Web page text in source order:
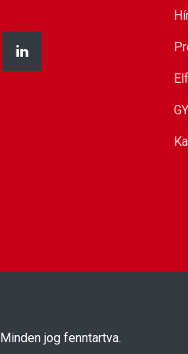
Minden jog fenntartva.